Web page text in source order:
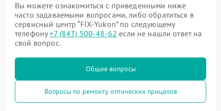
Вы можете ознакомиться с приведенными ниже
часто задаваемыми вопросами, либо обратиться в
сервисный центр “FIX-Yukon” по следующему
телефону+7 (843) 500-48-62 если не нашли ответ на
свой вопрос.
Общие вопросы
Вопросы по ремонту оптических прицелов